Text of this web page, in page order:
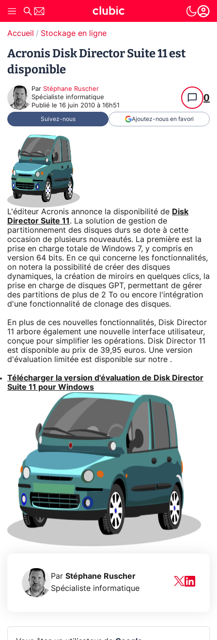
Accueil Stockage en ligne
Acronis Disk Director Suite 11 est
disponible
Par Stéphane Ruscher
Spécialiste informatique
Publié le 16 juin 2010 à 16h51
0
Suivez-nous Ajoutez-nous en favori
L'éditeur Acronis annonce la disponibilité de Disk
Director Suite 11 . La solution de gestion de
partitionnement des disques durs se dote à cette
occasion de plusieurs nouveautés. La première est la
prise en charge totale de Windows 7, y compris en
version 64 bits. En ce qui concerne les fonctionnalités,
on notera la possibilité de créer des disques
dynamiques, la création de miroirs en quelques clics, la
prise en charge de disques GPT, permettant de gérer
des partitions de plus de 2 To ou encore l'intégration
d'une fonctionnalité de clonage des disques.
En plus de ces nouvelles fonctionnalités, Disk Director
11 arbore également une nouvelle interface utilisateur,
conçue pour simplifier les opérations. Disk Director 11
est disponible au prix de 39,95 euros. Une version
d'évaluation limitée est disponible sur notre .
Télécharger la version d'évaluation de Disk Director
Suite 11 pour Windows
Par Stéphane Ruscher
Spécialiste informatique